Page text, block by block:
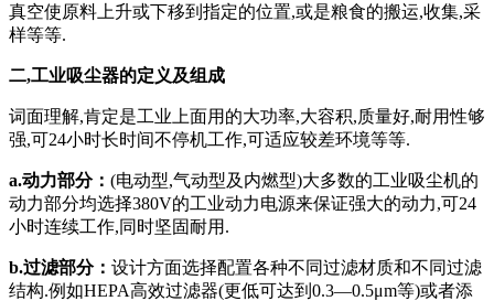
真空使原料上升或下移到指定的位置,或是粮食的搬运,收集,采
样等等.
二,工业吸尘器的定义及组成
词面理解,肯定是工业上面用的大功率,大容积,质量好,耐用性够
强,可24小时长时间不停机工作,可适应较差环境等等.
a.动力部分： (电动型,气动型及内燃型)大多数的工业吸尘机的
动力部分均选择380V的工业动力电源来保证强大的动力,可24
小时连续工作,同时坚固耐用.
b.过滤部分： 设计方面选择配置各种不同过滤材质和不同过滤
结构.例如HEPA高效过滤器(更低可达到0.3—0.5μm等)或者添